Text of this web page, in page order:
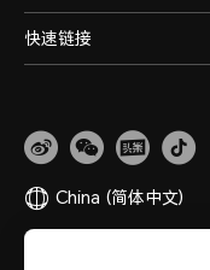
快速链接
China (简体中文)